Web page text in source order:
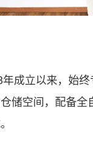
立以来，始终
储空间，配备